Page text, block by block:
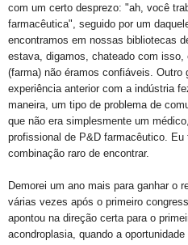
com um certo desprezo: "ah, você
farmacêutica", seguido por um
encontramos em nossas bibliotecas
estava, digamos, chateado com isso,
(farma) não éramos confiáveis.
experiência anterior com a indústria
maneira, um tipo de problema de
que não era simplesmente um
profissional de P&D farmacêutico.
combinação raro de encontrar.
Demorei um ano mais para ganhar o
várias vezes após o primeiro
apontou na direção certa para o
acondroplasia, quando a oportunidade